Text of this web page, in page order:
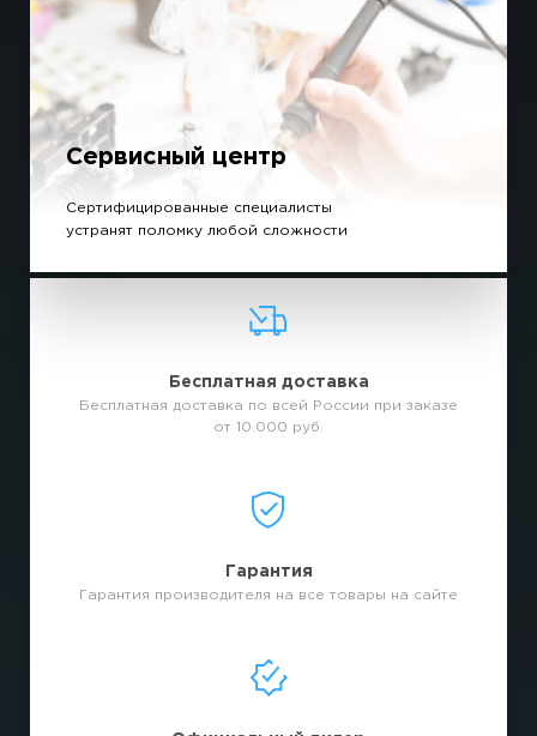
Сервисный центр
Сертифицированные специалисты
устранят поломку любой сложности
Бесплатная доставка
Бесплатная доставка по всей России при заказе
от 10.000 руб.
Гарантия
Гарантия производителя на все товары на сайте